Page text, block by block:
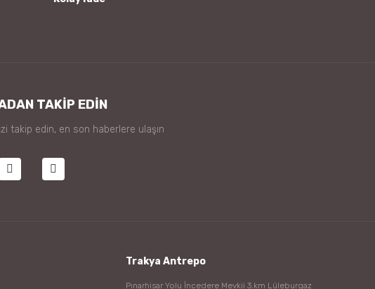
TAKİP EDİN
takip edin, en son haberlere ulaşın
Trakya Antrepo
Pınarhisar Yolu İncedere Mevkii 3.km Lüleburgaz